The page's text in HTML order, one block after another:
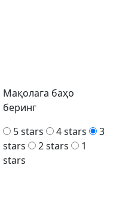
Мақолага баҳо
беринг
5 stars
4 stars
3
stars
2 stars
1
stars